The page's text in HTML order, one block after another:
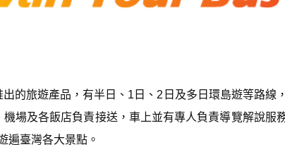
的旅遊產品，有半日、1日、2日及多日環島遊等路線
場及各飯店負責接送，車上並有專人負責導覽解說服
遍臺灣各大景點。